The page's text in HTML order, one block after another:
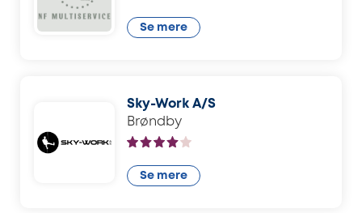
Se mere
Sky-Work A/S
Brøndby
Se mere